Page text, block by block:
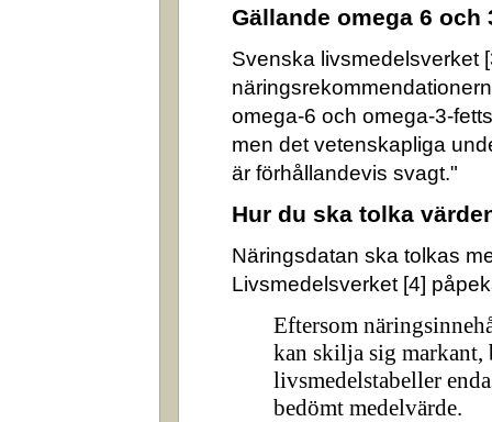
Gällande omega 6 och
Svenska livsmedelsverket
omega-6 och omega-3-
men det vetenskapliga
är förhållandevis svagt."
Hur du ska tolka
Näringsdatan ska tolkas
Livsmedelsverket [4]
Eftersom
kan skilja sig markant,
livsmedelstabeller
bedömt medelvärde.